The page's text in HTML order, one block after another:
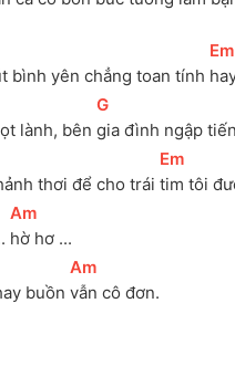
bình yên chẳng toan tính
[Em
lành, bên
[
G
gia đình ngập
thơi để cho trái
[Em
tim tôi
[
Am
hờ hơ ...
buồn
[
Am
vẫn cô đơn.